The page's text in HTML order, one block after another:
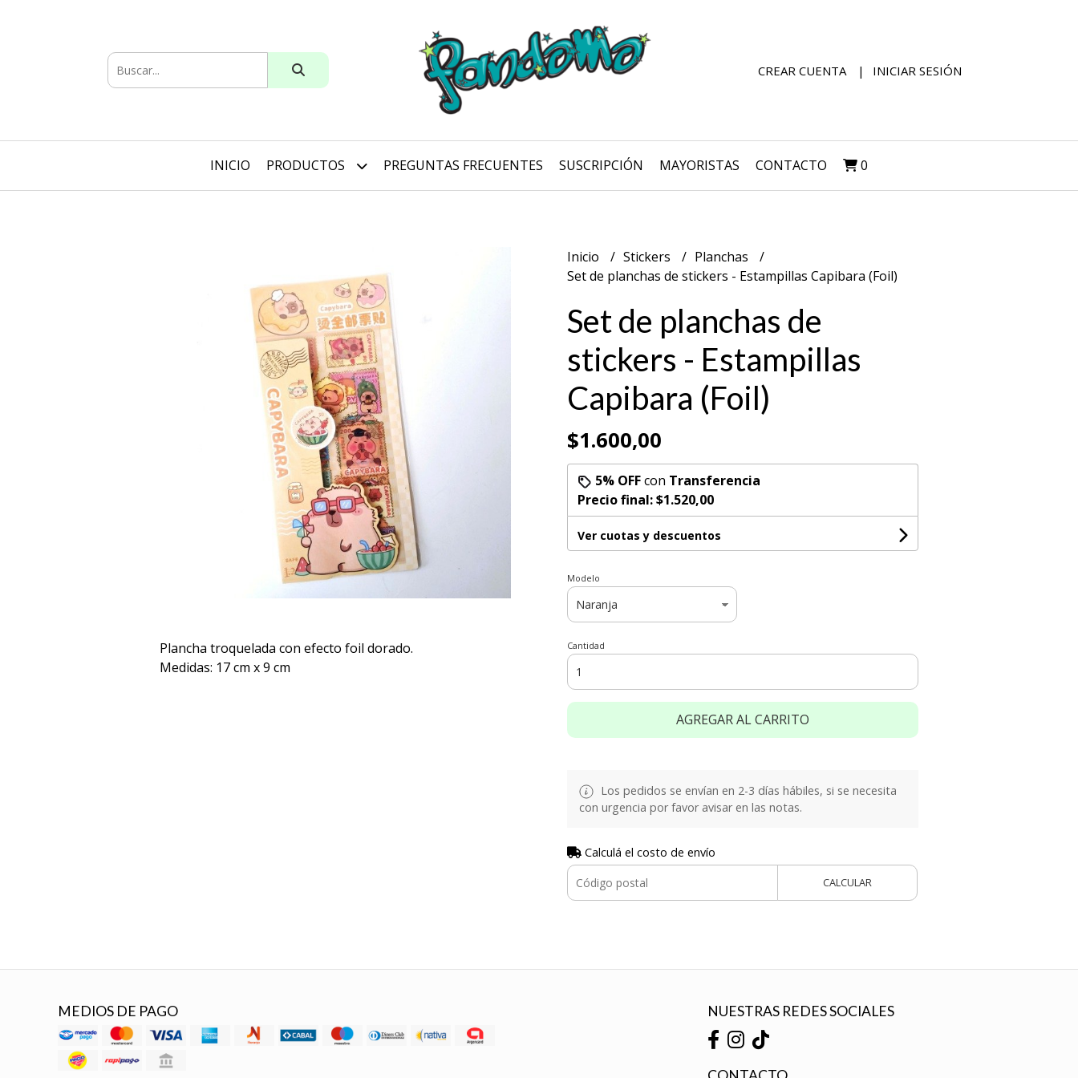
CREAR CUENTA INICIAR SESIÓN
INICIO PRODUCTOS PREGUNTAS FRECUENTES SUSCRIPCIÓN MAYORISTAS CONTACTO 0
Plancha troquelada con efecto foil dorado.
Medidas: 17 cm x 9 cm
Inicio Stickers
Planchas
Set de planchas de stickers - Estampillas Capibara (Foil)
Set de planchas de
stickers - Estampillas
Capibara (Foil)
$1.600,00
5% OFFcon Transferencia
Precio final:$1.520,00
Ver cuotas y descuentos
Modelo
Cantidad
AGREGAR AL CARRITO
Los pedidos se envían en 2-3 días hábiles, si se necesita
con urgencia por favor avisar en las notas.
Calculá el costo de envío
CALCULAR
MEDIOS DE PAGO NUESTRAS REDES SOCIALES